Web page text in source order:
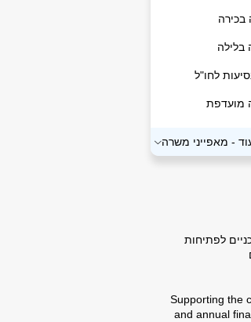
בלילה
לחו"ל
מועדפת
- מאפייני משרה
לפתיחות
· Supporting
and annual